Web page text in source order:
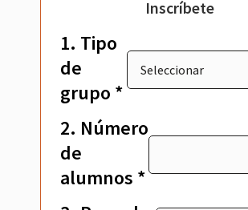
Inscríbete
1. Tipo
de
grupo *
2. Número
de
alumnos *